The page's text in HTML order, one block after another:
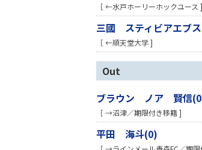
［ ←水戸ホーリーホックユース ]
三國 スティビアエブ
［ ←順天堂大学 ]
Out
ブラウン ノア 賢信
［ →沼津／期限付き移籍 ]
平田 海斗(0)